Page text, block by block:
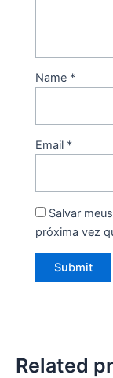
Name *
Email *
Salvar
próxima vez
Related